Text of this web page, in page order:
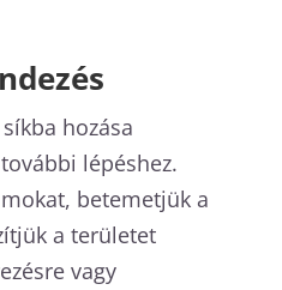
hozása
lépéshez.
betemetjük a
a területet
vagy